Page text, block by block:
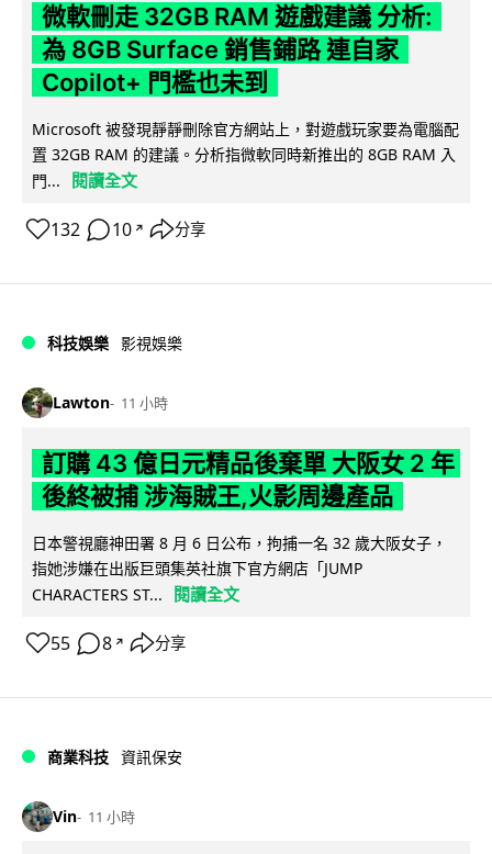
微軟刪走 32GB RAM 遊戲建議 分析:
為 8GB Surface 銷售鋪路 連自家
Copilot+ 門檻也未到
Microsoft 被發現靜靜刪除官方網站上，對遊戲玩家要為電腦配
置 32GB RAM 的建議。分析指微軟同時新推出的 8GB RAM 入
門...
閱讀全文
132 10 ↗ 分享
科技娛樂 影視娛樂
Lawton 11 小時
訂購 43 億日元精品後棄單 大阪女 2 年
後終被捕 涉海賊王,火影周邊產品
日本警視廳神田署 8 月 6 日公布，拘捕一名 32 歲大阪女子，
指她涉嫌在出版巨頭集英社旗下官方網店「JUMP
CHARACTERS ST...
閱讀全文
55 8 ↗ 分享
商業科技 資訊保安
Vin 11 小時